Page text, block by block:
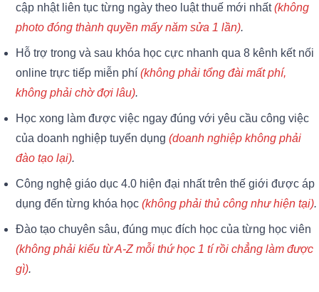
cập nhật liên tục từng ngày theo luật thuế mới nhất(không
photo đóng thành quyền mấy năm sửa 1 lần).
Hỗ trợ trong và sau khóa học cực nhanh qua 8 kênh kết nối
online trực tiếp miễn phí (không phải tổng đài mất phí,
không phải chờ đợi lâu).
Học xong làm được việc ngay đúng với yêu cầu công việc
của doanh nghiệp tuyển dụng (doanh nghiệp không phải
đào tạo lại).
Công nghệ giáo dục 4.0 hiện đại nhất trên thế giới được áp
dụng đến từng khóa học (không phải thủ công như hiện tại).
Đào tạo chuyên sâu, đúng mục đích học của từng học viên
(không phải kiểu từ A-Z mỗi thứ học 1 tí rồi chẳng làm được
gì).